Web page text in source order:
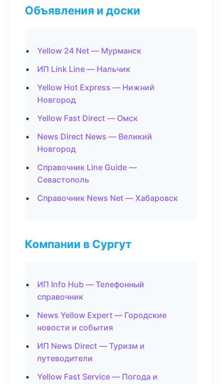
Объявления и доски
Yellow 24 Net — Мурманск
ИП Link Line — Нальчик
Yellow Hot Express — Нижний
Новгород
Yellow Fast Direct — Омск
News Direct News — Великий
Новгород
Справочник Line Guide —
Севастополь
Справочник News Net — Хабаровск
Компании в Сургут
ИП Info Hub — Телефонный
справочник
News Yellow Expert — Городские
новости и события
ИП News Direct — Туризм и
путеводители
Yellow Fast Service — Погода и